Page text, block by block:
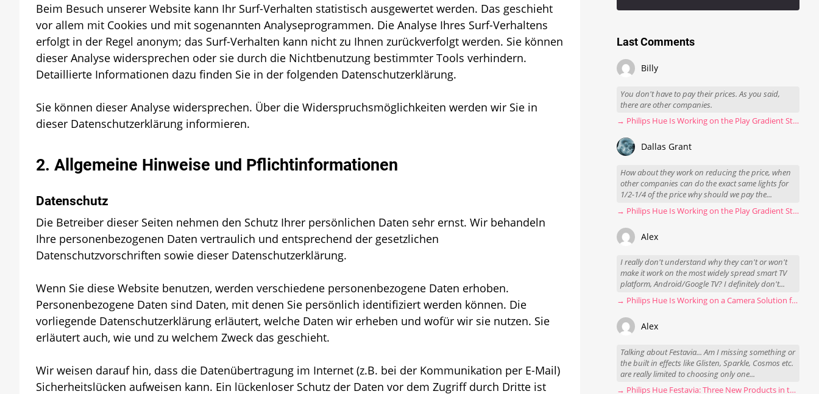
Beim Besuch unserer Website kann Ihr Surf-Verhalten statistisch ausgewertet werden. Das geschieht
vor allem mit Cookies und mit sogenannten Analyseprogrammen. Die Analyse Ihres Surf-Verhaltens
erfolgt in der Regel anonym; das Surf-Verhalten kann nicht zu Ihnen zurückverfolgt werden. Sie können
dieser Analyse widersprechen oder sie durch die Nichtbenutzung bestimmter Tools verhindern.
Detaillierte Informationen dazu finden Sie in der folgenden Datenschutzerklärung.
Sie können dieser Analyse widersprechen. Über die Widerspruchsmöglichkeiten werden wir Sie in
dieser Datenschutzerklärung informieren.
2. Allgemeine Hinweise und Pflichtinformationen
Datenschutz
Die Betreiber dieser Seiten nehmen den Schutz Ihrer persönlichen Daten sehr ernst. Wir behandeln
Ihre personenbezogenen Daten vertraulich und entsprechend der gesetzlichen
Datenschutzvorschriften sowie dieser Datenschutzerklärung.
Wenn Sie diese Website benutzen, werden verschiedene personenbezogene Daten erhoben.
Personenbezogene Daten sind Daten, mit denen Sie persönlich identifiziert werden können. Die
vorliegende Datenschutzerklärung erläutert, welche Daten wir erheben und wofür wir sie nutzen. Sie
erläutert auch, wie und zu welchem Zweck das geschieht.
Wir weisen darauf hin, dass die Datenübertragung im Internet (z.B. bei der Kommunikation per E-Mail)
Sicherheitslücken aufweisen kann. Ein lückenloser Schutz der Daten vor dem Zugriff durch Dritte ist
Last Comments
Billy
You don't have to pay their prices. As you said,
there are other companies.
→ Philips Hue Is Working on the Play Gradient Strip Light Pro
Dallas Grant
How about they work on reducing the price, when
other companies can do the exact same lights for
1/2-1/4 of the price why should we pay the...
→ Philips Hue Is Working on the Play Gradient Strip Light Pro
Alex
I really don't understand why they can't or won't
make it work on the most widely spread smart TV
platform, Android/Google TV? I definitely don't...
→ Philips Hue Is Working on a Camera Solution for Hue Sync
Alex
Talking about Festavia... Am I missing something or
the built in effects like Glisten, Sparkle, Cosmos etc.
are really limited to choosing only one...
→ Philips Hue Festavia: Three New Products in the Works